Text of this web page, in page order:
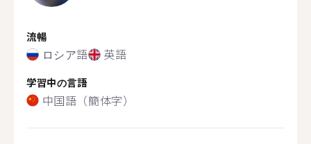
流暢
ロシア語 英語
学習中の言語
中国語（簡体字）